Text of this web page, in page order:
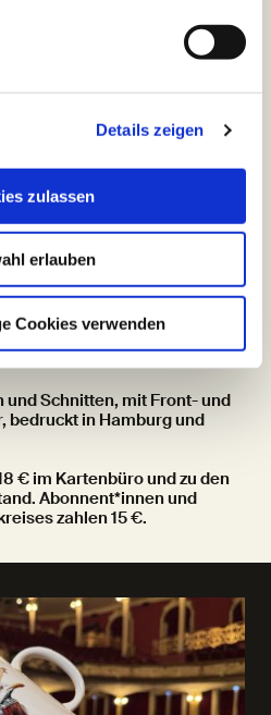
Details zeigen
zulassen
erlauben
Cookies verwenden
jetzt auch als T-Shirt!
und Schnitten, mit Front- und
bedruckt in Hamburg und
€ im Kartenbüro und zu den
Abonnent*innen und
zahlen 15 €.